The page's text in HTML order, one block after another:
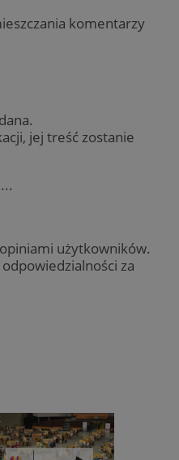
komentarzy
jej treść zostanie
użytkowników.
za